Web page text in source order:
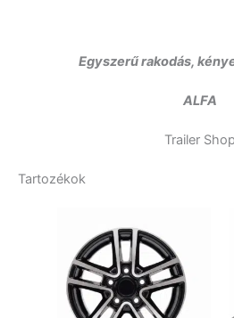
Egyszerű rakodás,
ALFA
Trailer Shop
Tartozékok